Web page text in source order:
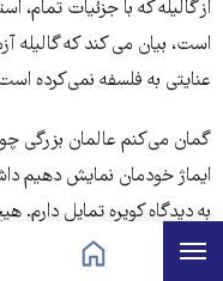
فهرست
است، بیان می کند که گالیله
عنایتی به فلسفه نمی‌‌‌کرده
گمان می‌‌‌کنم عالمان بزرگی چون
به دیدگاه کویره تمایل دارم.